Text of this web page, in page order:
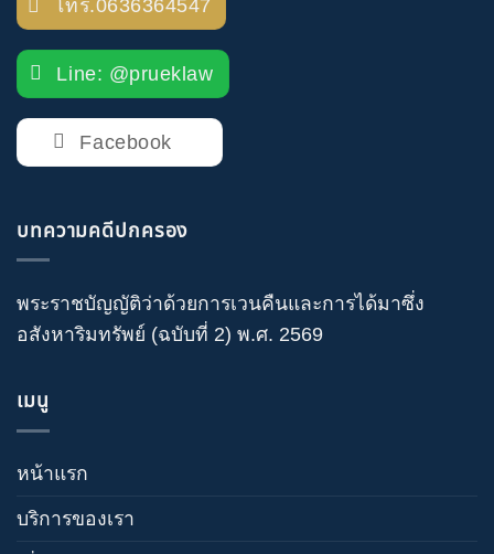
โทร.0636364547
Line: @prueklaw
Facebook
บทความคดีปกครอง
พระราชบัญญัติว่าด้วยการเวนคืนและการได้มาซึ่ง
อสังหาริมทรัพย์ (ฉบับที่ 2) พ.ศ. 2569
เมนู
หน้าแรก
บริการของเรา